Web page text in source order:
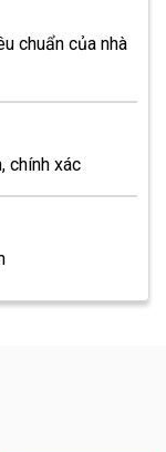
chuẩn của nhà
chính xác